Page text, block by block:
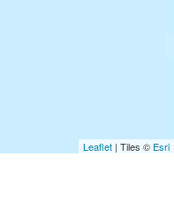
Leaflet | Tiles © Esri